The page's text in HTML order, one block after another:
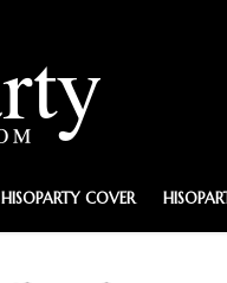
HISOPARTY COVER